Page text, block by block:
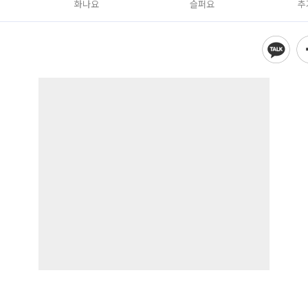
화나요 슬퍼요